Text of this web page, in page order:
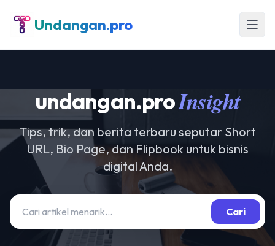
Undangan.pro
undangan.proInsight
Tips, trik, dan berita terbaru seputar Short
URL, Bio Page, dan Flipbook untuk bisnis
digital Anda.
Cari